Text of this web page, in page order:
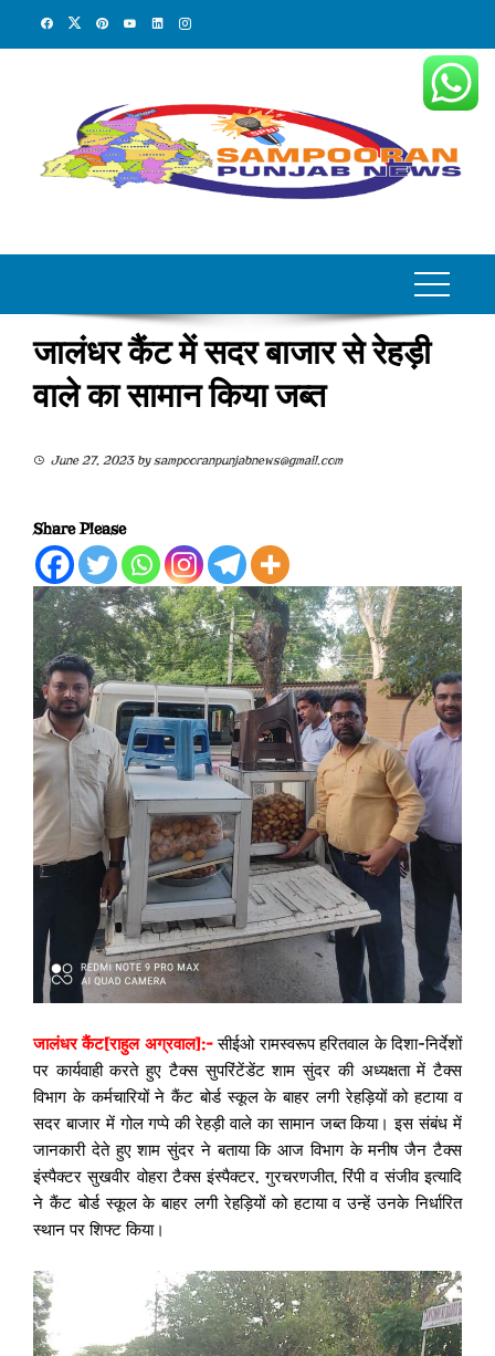
जालंधर कैंट में सदर बाजार से रेहड़ी
वाले का सामान किया जब्त
June 27, 2023bysampooranpunjabnews@gmail.com
Share Please
जालंधर कैंट[राहुल अग्रवाल]:- सीईओ रामस्वरूप हरितवाल के दिशा-निर्देशों
पर कार्यवाही करते हुए टैक्स सुपरिंटेंडेंट शाम सुंदर की अध्यक्षता में टैक्स
विभाग के कर्मचारियों ने कैंट बोर्ड स्कूल के बाहर लगी रेहड़ियों को हटाया व
सदर बाजार में गोल गप्पे की रेहड़ी वाले का सामान जब्त किया। इस संबंध में
जानकारी देते हुए शाम सुंदर ने बताया कि आज विभाग के मनीष जैन टैक्स
इंस्पैक्टर सुखवीर वोहरा टैक्स इंस्पैक्टर, गुरचरणजीत, रिंपी व संजीव इत्यादि
ने कैंट बोर्ड स्कूल के बाहर लगी रेहड़ियों को हटाया व उन्हें उनके निर्धारित
स्थान पर शिफ्ट किया।